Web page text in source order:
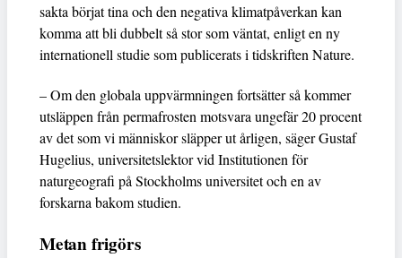
sakta börjat tina och den negativa klimatpåverkan kan
komma att bli dubbelt så stor som väntat, enligt en ny
internationell studie som publicerats i tidskriften Nature.
– Om den globala uppvärmningen fortsätter så kommer
utsläppen från permafrosten motsvara ungefär 20 procent
av det som vi människor släpper ut årligen, säger Gustaf
Hugelius, universitetslektor vid Institutionen för
naturgeografi på Stockholms universitet och en av
forskarna bakom studien.
Metan frigörs